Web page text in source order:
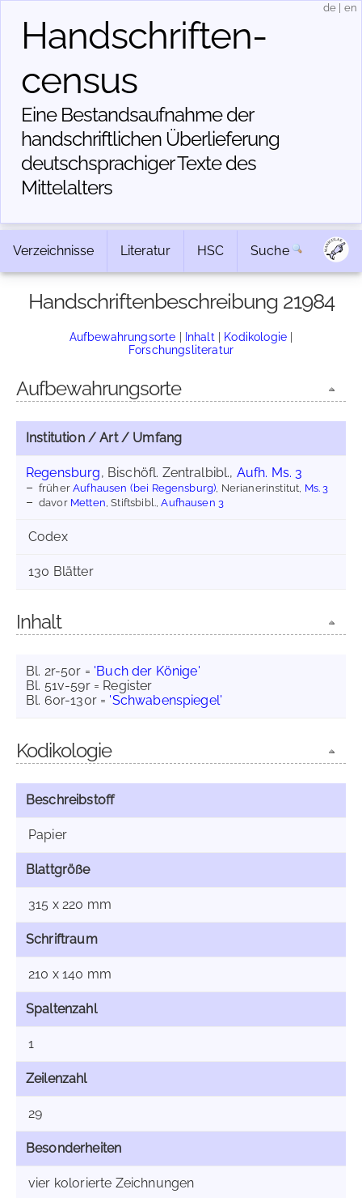
Handschriften­
census
Eine Bestandsaufnahme der
handschriftlichen Über­lieferung
deutschsprachiger Texte des
Mittelalters
de en
Verzeichnisse Literatur HSC Suche
Handschriftenbeschreibung 21984
Aufbewahrungsorte | Inhalt | Kodikologie |
Forschungsliteratur
Aufbewahrungsorte
Institution / Art / Umfang
Regensburg, Bischöfl. Zentralbibl., Aufh. Ms. 3
früherAufhausen (bei Regensburg) , Nerianerinstitut, Ms. 3
davor Metten , Stiftsbibl.,Aufhausen 3
Codex
130 Blätter
Inhalt
Bl. 2r-50r = 'Buch der Könige'
Bl. 51v-59r = Register
Bl. 60r-130r = 'Schwabenspiegel'
Kodikologie
Beschreibstoff
Papier
Blattgröße
315 x 220 mm
Schriftraum
210 x 140 mm
Spaltenzahl
1
Zeilenzahl
29
Besonderheiten
vier kolorierte Zeichnungen